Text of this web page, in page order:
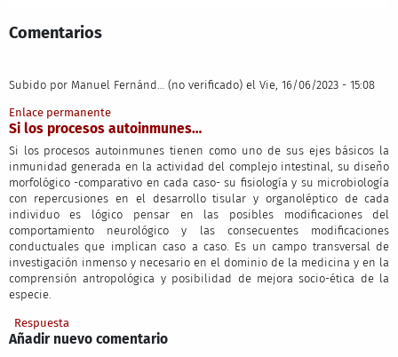
Comentarios
Subido por Manuel Fernánd… (no verificado) el Vie, 16/06/2023 - 15:08
Enlace permanente
Si los procesos autoinmunes…
Si los procesos autoinmunes tienen como uno de sus ejes básicos la
inmunidad generada en la actividad del complejo intestinal, su diseño
morfológico -comparativo en cada caso- su fisiología y su microbiología
con repercusiones en el desarrollo tisular y organoléptico de cada
individuo es lógico pensar en las posibles modificaciones del
comportamiento neurológico y las consecuentes modificaciones
conductuales que implican caso a caso. Es un campo transversal de
investigación inmenso y necesario en el dominio de la medicina y en la
comprensión antropológica y posibilidad de mejora socio-ética de la
especie.
Respuesta
Añadir nuevo comentario